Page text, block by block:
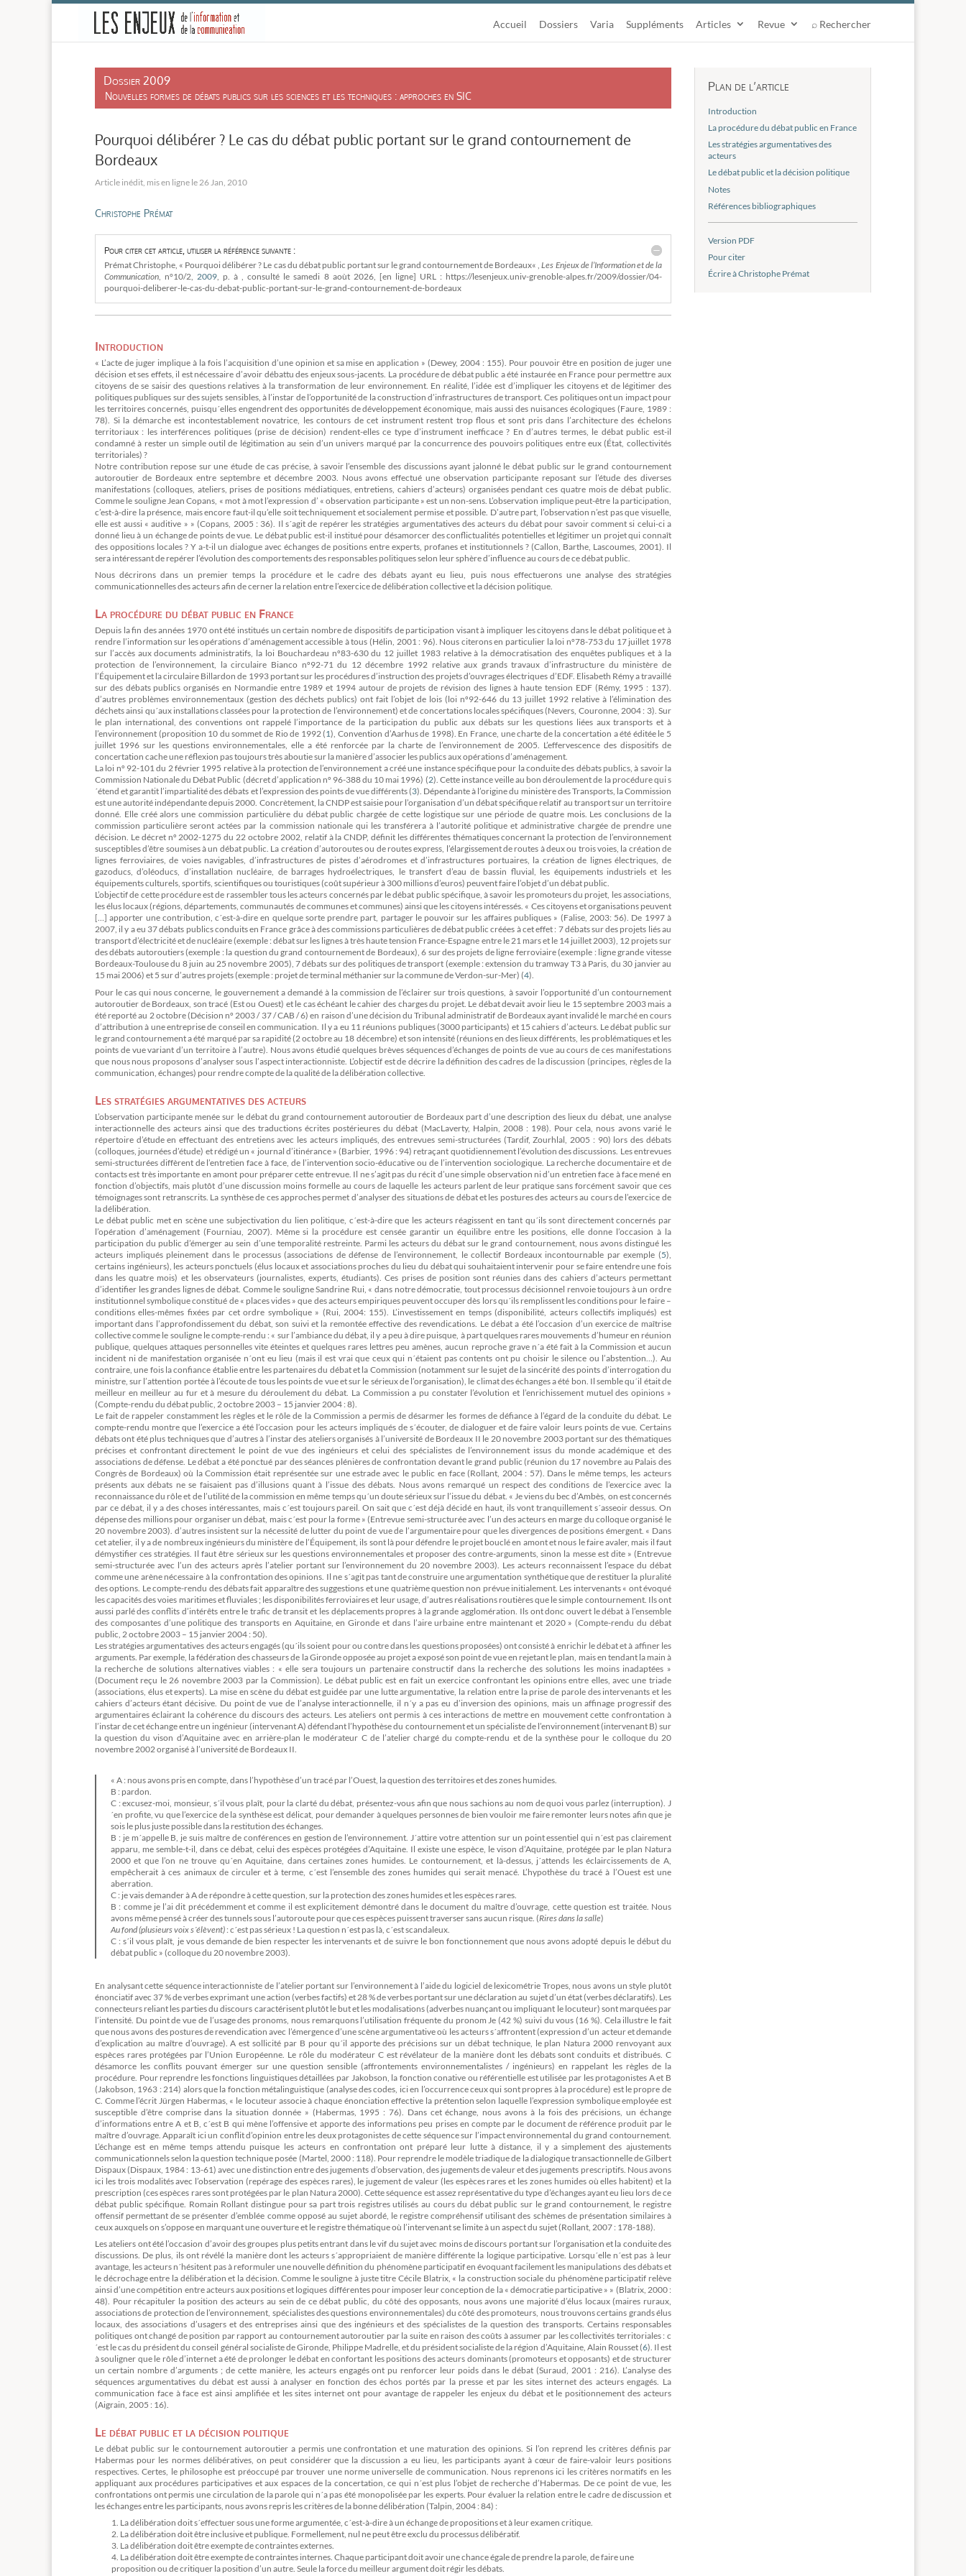
-
Accueil Dossiers Varia Suppléments Articles Revue ⌕ Rechercher
Dossier 2009
Nouvelles formes de débats publics sur les sciences et les techniques : approches en SIC
Pourquoi délibérer ? Le cas du débat public portant sur le grand contournement de
Bordeaux
26 Jan, 2010
Christophe Prémat
Pour citer cet article, utiliser la référence suivante :
Prémat Christophe, « Pourquoi délibérer ? Le cas du débat public portant sur le grand contournement de Bordeaux« ,Les Enjeux de l’Information et de la
Communication, n°10/2,2009, p. à , consulté lesamedi 8 aoùt 2026, [en ligne] URL : https://lesenjeux.univ-grenoble-alpes.fr/2009/dossier/04-
pourquoi-deliberer-le-cas-du-debat-public-portant-sur-le-grand-contournement-de-bordeaux
Introduction
« L’acte de juger implique à la fois l’acquisition d’une opinion et sa mise en application » (Dewey, 2004 : 155). Pour pouvoir être en position de juger une
décision et ses effets, il est nécessaire d’avoir débattu des enjeux sous-jacents. La procédure de débat public a été instaurée en France pour permettre aux
citoyens de se saisir des questions relatives à la transformation de leur environnement. En réalité, l’idée est d’impliquer les citoyens et de légitimer des
politiques publiques sur des sujets sensibles, à l’instar de l’opportunité de la construction d’infrastructures de transport. Ces politiques ont un impact pour
les territoires concernés, puisqu´elles engendrent des opportunités de développement économique, mais aussi des nuisances écologiques (Faure, 1989 :
78). Si la démarche est incontestablement novatrice, les contours de cet instrument restent trop flous et sont pris dans l’architecture des échelons
territoriaux : les interférences politiques (prise de décision) rendent-elles ce type d’instrument inefficace ? En d’autres termes, le débat public est-il
condamné à rester un simple outil de légitimation au sein d’un univers marqué par la concurrence des pouvoirs politiques entre eux (État, collectivités
territoriales) ?
Notre contribution repose sur une étude de cas précise, à savoir l’ensemble des discussions ayant jalonné le débat public sur le grand contournement
autoroutier de Bordeaux entre septembre et décembre 2003. Nous avons effectué une observation participante reposant sur l’étude des diverses
manifestations (colloques, ateliers, prises de positions médiatiques, entretiens, cahiers d’acteurs) organisées pendant ces quatre mois de débat public.
Comme le souligne Jean Copans, « mot à mot l’expression d’ « observation participante » est un non-sens. L’observation implique peut-être la participation,
c’est-à-dire la présence, mais encore faut-il qu’elle soit techniquement et socialement permise et possible. D’autre part, l’observation n’est pas que visuelle,
elle est aussi « auditive » » (Copans, 2005 : 36). Il s´agit de repérer les stratégies argumentatives des acteurs du débat pour savoir comment si celui-ci a
donné lieu à un échange de points de vue. Le débat public est-il institué pour désamorcer des conflictualités potentielles et légitimer un projet qui connaît
des oppositions locales ? Y a-t-il un dialogue avec échanges de positions entre experts, profanes et institutionnels ? (Callon, Barthe, Lascoumes, 2001). Il
sera intéressant de repérer l’évolution des comportements des responsables politiques selon leur sphère d’influence au cours de ce débat public.
Nous décrirons dans un premier temps la procédure et le cadre des débats ayant eu lieu, puis nous effectuerons une analyse des stratégies
communicationnelles des acteurs afin de cerner la relation entre l’exercice de délibération collective et la décision politique.
La procédure du débat public en France
Depuis la fin des années 1970 ont été institués un certain nombre de dispositifs de participation visant à impliquer les citoyens dans le débat politique et à
rendre l’information sur les opérations d’aménagement accessible à tous (Hélin, 2001 : 96). Nous citerons en particulier la loi nº78-753 du 17 juillet 1978
sur l’accès aux documents administratifs, la loi Bouchardeau nº83-630 du 12 juillet 1983 relative à la démocratisation des enquêtes publiques et à la
protection de l’environnement, la circulaire Bianco nº92-71 du 12 décembre 1992 relative aux grands travaux d’infrastructure du ministère de
l’Équipement et la circulaire Billardon de 1993 portant sur les procédures d’instruction des projets d’ouvrages électriques d’EDF. Elisabeth Rémy a travaillé
sur des débats publics organisés en Normandie entre 1989 et 1994 autour de projets de révision des lignes à haute tension EDF (Rémy, 1995 : 137).
d’autres problèmes environnementaux (gestion des déchets publics) ont fait l’objet de lois (loi nº92-646 du 13 juillet 1992 relative à l’élimination des
déchets ainsi qu´aux installations classées pour la protection de l’environnement) et de concertations locales spécifiques (Nevers, Couronne, 2004 : 3). Sur
le plan international, des conventions ont rappelé l’importance de la participation du public aux débats sur les questions liées aux transports et à
l’environnement (proposition 10 du sommet de Rio de 1992 (1), Convention d’Aarhus de 1998). En France, une charte de la concertation a été éditée le 5
juillet 1996 sur les questions environnementales, elle a été renforcée par la charte de l’environnement de 2005. L’effervescence des dispositifs de
concertation cache une réflexion pas toujours très aboutie sur la manière d’associer les publics aux opérations d’aménagement.
La loi nº 92-101 du 2 février 1995 relative à la protection de l’environnement a créé une instance spécifique pour la conduite des débats publics, à savoir la
Commission Nationale du Débat Public (décret d’application nº 96-388 du 10 mai 1996) (2). Cette instance veille au bon déroulement de la procédure qui s
´étend et garantit l’impartialité des débats et l’expression des points de vue différents (3). Dépendante à l’origine du ministère des Transports, la Commission
est une autorité indépendante depuis 2000. Concrètement, la CNDP est saisie pour l’organisation d’un débat spécifique relatif au transport sur un territoire
donné. Elle créé alors une commission particulière du débat public chargée de cette logistique sur une période de quatre mois. Les conclusions de la
commission particulière seront actées par la commission nationale qui les transférera à l’autorité politique et administrative chargée de prendre une
décision. Le décret nº 2002-1275 du 22 octobre 2002, relatif à la CNDP, définit les différentes thématiques concernant la protection de l’environnement
susceptibles d’être soumises à un débat public. La création d’autoroutes ou de routes express, l’élargissement de routes à deux ou trois voies, la création de
lignes ferroviaires, de voies navigables, d’infrastructures de pistes d’aérodromes et d’infrastructures portuaires, la création de lignes électriques, de
gazoducs, d’oléoducs, d’installation nucléaire, de barrages hydroélectriques, le transfert d’eau de bassin fluvial, les équipements industriels et les
équipements culturels, sportifs, scientifiques ou touristiques (coût supérieur à 300 millions d’euros) peuvent faire l’objet d’un débat public.
L’objectif de cette procédure est de rassembler tous les acteurs concernés par le débat public spécifique, à savoir les promoteurs du projet, les associations,
les élus locaux (régions, départements, communautés de communes et communes) ainsi que les citoyens intéressés. « Ces citoyens et organisations peuvent
[…] apporter une contribution, c´est-à-dire en quelque sorte prendre part, partager le pouvoir sur les affaires publiques » (Falise, 2003: 56). De 1997 à
2007, il y a eu 37 débats publics conduits en France grâce à des commissions particulières de débat public créées à cet effet : 7 débats sur des projets liés au
transport d’électricité et de nucléaire (exemple : débat sur les lignes à très haute tension France-Espagne entre le 21 mars et le 14 juillet 2003), 12 projets sur
des débats autoroutiers (exemple : la question du grand contournement de Bordeaux), 6 sur des projets de ligne ferroviaire (exemple : ligne grande vitesse
Bordeaux-Toulouse du 8 juin au 25 novembre 2005), 7 débats sur des politiques de transport (exemple : extension du tramway T3 à Paris, du 30 janvier au
15 mai 2006) et 5 sur d’autres projets (exemple : projet de terminal méthanier sur la commune de Verdon-sur-Mer) (4).
Pour le cas qui nous concerne, le gouvernement a demandé à la commission de l’éclairer sur trois questions, à savoir l’opportunité d’un contournement
autoroutier de Bordeaux, son tracé (Est ou Ouest) et le cas échéant le cahier des charges du projet. Le débat devait avoir lieu le 15 septembre 2003 mais a
été reporté au 2 octobre (Décision nº 2003 / 37 / CAB / 6) en raison d’une décision du Tribunal administratif de Bordeaux ayant invalidé le marché en cours
d’attribution à une entreprise de conseil en communication. Il y a eu 11 réunions publiques (3000 participants) et 15 cahiers d’acteurs. Le débat public sur
le grand contournement a été marqué par sa rapidité (2 octobre au 18 décembre) et son intensité (réunions en des lieux différents, les problématiques et les
points de vue variant d’un territoire à l’autre). Nous avons étudié quelques brèves séquences d’échanges de points de vue au cours de ces manifestations
que nous nous proposons d’analyser sous l’aspect interactionniste. L’objectif est de décrire la définition des cadres de la discussion (principes, règles de la
communication, échanges) pour rendre compte de la qualité de la délibération collective.
Les stratégies argumentatives des acteurs
L’observation participante menée sur le débat du grand contournement autoroutier de Bordeaux part d’une description des lieux du débat, une analyse
interactionnelle des acteurs ainsi que des traductions écrites postérieures du débat (MacLaverty, Halpin, 2008 : 198). Pour cela, nous avons varié le
répertoire d’étude en effectuant des entretiens avec les acteurs impliqués, des entrevues semi-structurées (Tardif, Zourhlal, 2005 : 90) lors des débats
(colloques, journées d’étude) et rédigé un « journal d’itinérance » (Barbier, 1996 : 94) retraçant quotidiennement l’évolution des discussions. Les entrevues
semi-structurées diffèrent de l’entretien face à face, de l’intervention socio-éducative ou de l’intervention sociologique. La recherche documentaire et de
contacts est très importante en amont pour préparer cette entrevue. Il ne s’agit pas du récit d’une simple observation ni d’un entretien face à face mené en
fonction d’objectifs, mais plutôt d’une discussion moins formelle au cours de laquelle les acteurs parlent de leur pratique sans forcément savoir que ces
témoignages sont retranscrits. La synthèse de ces approches permet d’analyser des situations de débat et les postures des acteurs au cours de l’exercice de
la délibération.
Le débat public met en scène une subjectivation du lien politique, c´est-à-dire que les acteurs réagissent en tant qu´ils sont directement concernés par
l’opération d’aménagement (Fourniau, 2007). Même si la procédure est censée garantir un équilibre entre les positions, elle donne l’occasion à la
participation du public d’émerger au sein d’une temporalité restreinte. Parmi les acteurs du débat sur le grand contournement, nous avons distingué les
acteurs impliqués pleinement dans le processus (associations de défense de l’environnement, le collectif Bordeaux incontournable par exemple (5)
certains ingénieurs), les acteurs ponctuels (élus locaux et associations proches du lieu du débat qui souhaitaient intervenir pour se faire entendre une fois
dans les quatre mois) et les observateurs (journalistes, experts, étudiants). Ces prises de position sont réunies dans des cahiers d’acteurs permettant
d’identifier les grandes lignes de débat. Comme le souligne Sandrine Rui, « dans notre démocratie, tout processus décisionnel renvoie toujours à un ordre
institutionnel symbolique constitué de « places vides » que des acteurs empiriques peuvent occuper dès lors qu´ils remplissent les conditions pour le faire –
conditions elles-mêmes fixées par cet ordre symbolique » (Rui, 2004: 155). L’investissement en temps (disponibilité, acteurs collectifs impliqués) est
important dans l’approfondissement du débat, son suivi et la remontée effective des revendications. Le débat a été l’occasion d’un exercice de maîtrise
collective comme le souligne le compte-rendu : « sur l’ambiance du débat, il y a peu à dire puisque, à part quelques rares mouvements d’humeur en réunion
publique, quelques attaques personnelles vite éteintes et quelques rares lettres peu amènes, aucun reproche grave n´a été fait à la Commission et aucun
incident ni de manifestation organisée n´ont eu lieu (mais il est vrai que ceux qui n´étaient pas contents ont pu choisir le silence ou l’abstention…). Au
contraire, une fois la confiance établie entre les partenaires du débat et la Commission (notamment sur le sujet de la sincérité des points d’interrogation du
ministre, sur l’attention portée à l’écoute de tous les points de vue et sur le sérieux de l’organisation), le climat des échanges a été bon. Il semble qu´il était de
meilleur en meilleur au fur et à mesure du déroulement du débat. La Commission a pu constater l’évolution et l’enrichissement mutuel des opinions »
(Compte-rendu du débat public, 2 octobre 2003 – 15 janvier 2004 : 8).
Le fait de rappeler constamment les règles et le rôle de la Commission a permis de désarmer les formes de défiance à l’égard de la conduite du débat. Le
compte-rendu montre que l’exercice a été l’occasion pour les acteurs impliqués de s´écouter, de dialoguer et de faire valoir leurs points de vue. Certains
débats ont été plus techniques que d’autres à l’instar des ateliers organisés à l’université de Bordeaux II le 20 novembre 2003 portant sur des thématiques
précises et confrontant directement le point de vue des ingénieurs et celui des spécialistes de l’environnement issus du monde académique et des
associations de défense. Le débat a été ponctué par des séances plénières de confrontation devant le grand public (réunion du 17 novembre au Palais des
Congrès de Bordeaux) où la Commission était représentée sur une estrade avec le public en face (Rollant, 2004 : 57). Dans le même temps, les acteurs
présents aux débats ne se faisaient pas d’illusions quant à l’issue des débats. Nous avons remarqué un respect des conditions de l’exercice avec la
reconnaissance du rôle et de l’utilité de la commission en même temps qu´un doute sérieux sur l’issue du débat. « Je viens du bec d’Ambès, on est concernés
par ce débat, il y a des choses intéressantes, mais c´est toujours pareil. On sait que c´est déjà décidé en haut, ils vont tranquillement s´asseoir dessus. On
dépense des millions pour organiser un débat, mais c´est pour la forme » (Entrevue semi-structurée avec l’un des acteurs en marge du colloque organisé le
20 novembre 2003). d’autres insistent sur la nécessité de lutter du point de vue de l’argumentaire pour que les divergences de positions émergent. « Dans
cet atelier, il y a de nombreux ingénieurs du ministère de l’Équipement, ils sont là pour défendre le projet bouclé en amont et nous le faire avaler, mais il faut
démystifier ces stratégies. Il faut être sérieux sur les questions environnementales et proposer des contre-arguments, sinon la messe est dite » (Entrevue
semi-structurée avec l’un des acteurs après l’atelier portant sur l’environnement du 20 novembre 2003). Les acteurs reconnaissent l’espace du débat
comme une arène nécessaire à la confrontation des opinions. Il ne s´agit pas tant de construire une argumentation synthétique que de restituer la pluralité
des options. Le compte-rendu des débats fait apparaître des suggestions et une quatrième question non prévue initialement. Les intervenants « ont évoqué
les capacités des voies maritimes et fluviales ; les disponibilités ferroviaires et leur usage, d’autres réalisations routières que le simple contournement. Ils ont
aussi parlé des conflits d’intérêts entre le trafic de transit et les déplacements propres à la grande agglomération. Ils ont donc ouvert le débat à l’ensemble
des composantes d’une politique des transports en Aquitaine, en Gironde et dans l’aire urbaine entre maintenant et 2020 » (Compte-rendu du débat
public, 2 octobre 2003 – 15 janvier 2004 : 50).
Les stratégies argumentatives des acteurs engagés (qu´ils soient pour ou contre dans les questions proposées) ont consisté à enrichir le débat et à affiner les
arguments. Par exemple, la fédération des chasseurs de la Gironde opposée au projet a exposé son point de vue en rejetant le plan, mais en tendant la main à
la recherche de solutions alternatives viables : « elle sera toujours un partenaire constructif dans la recherche des solutions les moins inadaptées »
(Document reçu le 26 novembre 2003 par la Commission). Le débat public est en fait un exercice confrontant les opinions entre elles, avec une triade
(associations, élus et experts). La mise en scène du débat est guidée par une lutte argumentative, la relation entre la prise de parole des intervenants et les
cahiers d’acteurs étant décisive. Du point de vue de l’analyse interactionnelle, il n´y a pas eu d’inversion des opinions, mais un affinage progressif des
argumentaires éclairant la cohérence du discours des acteurs. Les ateliers ont permis à ces interactions de mettre en mouvement cette confrontation à
l’instar de cet échange entre un ingénieur (intervenant A) défendant l’hypothèse du contournement et un spécialiste de l’environnement (intervenant B) sur
la question du vison d’Aquitaine avec en arrière-plan le modérateur C de l’atelier chargé du compte-rendu et de la synthèse pour le colloque du 20
novembre 2002 organisé à l’université de Bordeaux II.
« A : nous avons pris en compte, dans l’hypothèse d’un tracé par l’Ouest, la question des territoires et des zones humides.
B : pardon.
C : excusez-moi, monsieur, s´il vous plaît, pour la clarté du débat, présentez-vous afin que nous sachions au nom de quoi vous parlez (interruption). J
´en profite, vu que l’exercice de la synthèse est délicat, pour demander à quelques personnes de bien vouloir me faire remonter leurs notes afin que je
sois le plus juste possible dans la restitution des échanges.
B : je m´appelle B, je suis maître de conférences en gestion de l’environnement. J´attire votre attention sur un point essentiel qui n´est pas clairement
apparu, me semble-t-il, dans ce débat, celui des espèces protégées d’Aquitaine. Il existe une espèce, le vison d’Aquitaine, protégée par le plan Natura
2000 et que l’on ne trouve qu´en Aquitaine, dans certaines zones humides. Le contournement, et là-dessus, j´attends les éclaircissements de A,
empêcherait à ces animaux de circuler et à terme, c´est l’ensemble des zones humides qui serait menacé. L’hypothèse du tracé à l’Ouest est une
aberration.
C : je vais demander à A de répondre à cette question, sur la protection des zones humides et les espèces rares.
B : comme je l’ai dit précédemment et comme il est explicitement démontré dans le document du maître d’ouvrage, cette question est traitée. Nous
avons même pensé à créer des tunnels sous l’autoroute pour que ces espèces puissent traverser sans aucun risque. (Rires dans la salle)
Au fond (plusieurs voix s´élèvent) : c´est pas sérieux ! La question n´est pas là, c´est scandaleux.
C : s´il vous plaît, je vous demande de bien respecter les intervenants et de suivre le bon fonctionnement que nous avons adopté depuis le début du
débat public » (colloque du 20 novembre 2003).
En analysant cette séquence interactionniste de l’atelier portant sur l’environnement à l’aide du logiciel de lexicométrie Tropes, nous avons un style plutôt
énonciatif avec 37 % de verbes exprimant une action (verbes factifs) et 28 % de verbes portant sur une déclaration au sujet d’un état (verbes déclaratifs). Les
connecteurs reliant les parties du discours caractérisent plutôt le but et les modalisations (adverbes nuançant ou impliquant le locuteur) sont marquées par
l’intensité. Du point de vue de l’usage des pronoms, nous remarquons l’utilisation fréquente du pronom Je (42 %) suivi du vous (16 %). Cela illustre le fait
que nous avons des postures de revendication avec l’émergence d’une scène argumentative où les acteurs s´affrontent (expression d’un acteur et demande
d’explication au maître d’ouvrage). A est sollicité par B pour qu´il apporte des précisions sur un débat technique, le plan Natura 2000 renvoyant aux
espèces rares protégées par l’Union Européenne. Le rôle du modérateur C est révélateur de la manière dont les débats sont conduits et distribués. C
désamorce les conflits pouvant émerger sur une question sensible (affrontements environnementalistes / ingénieurs) en rappelant les règles de la
procédure. Pour reprendre les fonctions linguistiques détaillées par Jakobson, la fonction conative ou référentielle est utilisée par les protagonistes A et B
(Jakobson, 1963 : 214) alors que la fonction métalinguistique (analyse des codes, ici en l’occurrence ceux qui sont propres à la procédure) est le propre de
C. Comme l’écrit Jürgen Habermas, « le locuteur associe à chaque énonciation effective la prétention selon laquelle l’expression symbolique employée est
susceptible d’être comprise dans la situation donnée » (Habermas, 1995 : 76). Dans cet échange, nous avons à la fois des précisions, un échange
d’informations entre A et B, c´est B qui mène l’offensive et apporte des informations peu prises en compte par le document de référence produit par le
maître d’ouvrage. Apparaît ici un conflit d’opinion entre les deux protagonistes de cette séquence sur l’impact environnemental du grand contournement.
L’échange est en même temps attendu puisque les acteurs en confrontation ont préparé leur lutte à distance, il y a simplement des ajustements
communicationnels selon la question technique posée (Martel, 2000 : 118). Pour reprendre le modèle triadique de la dialogique transactionnelle de Gilbert
Dispaux (Dispaux, 1984 : 13-61) avec une distinction entre des jugements d’observation, des jugements de valeur et des jugements prescriptifs. Nous avons
ici les trois modalités avec l’observation (repérage des espèces rares), le jugement de valeur (les espèces rares et les zones humides où elles habitent) et la
prescription (ces espèces rares sont protégées par le plan Natura 2000). Cette séquence est assez représentative du type d’échanges ayant eu lieu lors de ce
débat public spécifique. Romain Rollant distingue pour sa part trois registres utilisés au cours du débat public sur le grand contournement, le registre
offensif permettant de se présenter d’emblée comme opposé au sujet abordé, le registre compréhensif utilisant des schèmes de présentation similaires à
ceux auxquels on s’oppose en marquant une ouverture et le registre thématique où l’intervenant se limite à un aspect du sujet (Rollant, 2007 : 178-188).
Les ateliers ont été l’occasion d’avoir des groupes plus petits entrant dans le vif du sujet avec moins de discours portant sur l’organisation et la conduite des
discussions. De plus, ils ont révélé la manière dont les acteurs s´appropriaient de manière différente la logique participative. Lorsqu´elle n´est pas à leur
avantage, les acteurs n´hésitent pas à reformuler une nouvelle définition du phénomène participatif en évoquant facilement les manipulations des débats et
le décrochage entre la délibération et la décision. Comme le souligne à juste titre Cécile Blatrix, « la construction sociale du phénomène participatif relève
ainsi d’une compétition entre acteurs aux positions et logiques différentes pour imposer leur conception de la « démocratie participative » » (Blatrix, 2000 :
48). Pour récapituler la position des acteurs au sein de ce débat public, du côté des opposants, nous avons une majorité d’élus locaux (maires ruraux,
associations de protection de l’environnement, spécialistes des questions environnementales) du côté des promoteurs, nous trouvons certains grands élus
locaux, des associations d’usagers et des entreprises ainsi que des ingénieurs et des spécialistes de la question des transports. Certains responsables
politiques ont changé de position par rapport au contournement autoroutier par la suite en raison des coûts à assumer par les collectivités territoriales : c
´est le cas du président du conseil général socialiste de Gironde, Philippe Madrelle, et du président socialiste de la région d’Aquitaine, Alain Rousset (6) . Il est
à souligner que le rôle d’internet a été de prolonger le débat en confortant les positions des acteurs dominants (promoteurs et opposants) et de structurer
un certain nombre d’arguments ; de cette manière, les acteurs engagés ont pu renforcer leur poids dans le débat (Suraud, 2001 : 216). L’analyse des
séquences argumentatives du débat est aussi à analyser en fonction des échos portés par la presse et par les sites internet des acteurs engagés. La
communication face à face est ainsi amplifiée et les sites internet ont pour avantage de rappeler les enjeux du débat et le positionnement des acteurs
(Aigrain, 2005 : 16).
Le débat public et la décision politique
Le débat public sur le contournement autoroutier a permis une confrontation et une maturation des opinions. Si l’on reprend les critères définis par
Habermas pour les normes délibératives, on peut considérer que la discussion a eu lieu, les participants ayant à cœur de faire-valoir leurs positions
respectives. Certes, le philosophe est préoccupé par trouver une norme universelle de communication. Nous reprenons ici les critères normatifs en les
appliquant aux procédures participatives et aux espaces de la concertation, ce qui n´est plus l’objet de recherche d’Habermas. De ce point de vue, les
confrontations ont permis une circulation de la parole qui n´a pas été monopolisée par les experts. Pour évaluer la relation entre le cadre de discussion et
les échanges entre les participants, nous avons repris les critères de la bonne délibération (Talpin, 2004 : 84) :
La délibération doit s´effectuer sous une forme argumentée, c´est-à-dire à un échange de propositions et à leur examen critique.
La délibération doit être inclusive et publique. Formellement, nul ne peut être exclu du processus délibératif.
La délibération doit être exempte de contraintes externes.
La délibération doit être exempte de contraintes internes. Chaque participant doit avoir une chance égale de prendre la parole, de faire une
proposition ou de critiquer la position d’un autre. Seule la force du meilleur argument doit régir les débats.
Plan de l’article
Introduction
La procédure du débat public en France
Les stratégies argumentatives des
acteurs
Le débat public et la décision politique
Notes
Références bibliographiques
Version PDF
Pour citer
Écrire à Christophe Prémat